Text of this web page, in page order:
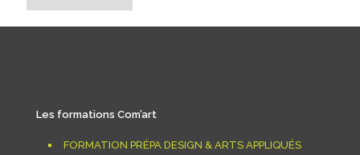
Les formations Com’art
FORMATION PRÉPA DESIGN & ARTS APPLIQUÉS